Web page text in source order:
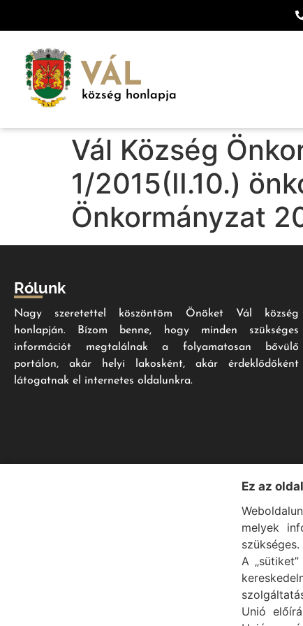
VÁL
község honlapja
Vál Község
1/2015(II.10.)
Önkormányzat
Rólunk
Nagy szeretettel köszöntöm Önöket Vál község
honlapján. Bízom benne, hogy minden szükséges
információt megtalálnak a folyamatosan bővülő
portálon, akár helyi lakosként, akár érdeklődőként
látogatnak el internetes oldalunkra.
Ez az
melyek
szükséges.
A
Unió